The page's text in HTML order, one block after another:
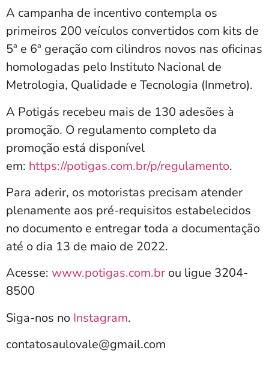
A campanha de incentivo contempla os
primeiros 200 veículos convertidos com kits de
5ª e 6ª geração com cilindros novos nas oficinas
homologadas pelo Instituto Nacional de
Metrologia, Qualidade e Tecnologia (Inmetro).
A Potigás recebeu mais de 130 adesões à
promoção. O regulamento completo da
promoção está disponível
em: https://potigas.com.br/p/regulamento.
Para aderir, os motoristas precisam atender
plenamente aos pré-requisitos estabelecidos
no documento e entregar toda a documentação
até o dia 13 de maio de 2022.
Acesse: www.potigas.com.br ou ligue 3204-
8500
Siga-nos no Instagram.
contatosaulovale@gmail.com